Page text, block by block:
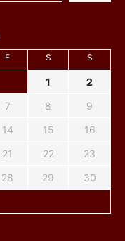
F S S
1
2
7 8
9
14 15
16
21 22
23
28 29
30